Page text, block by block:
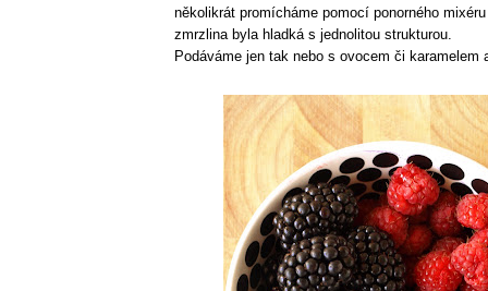
několikrát promícháme pomocí ponorného
zmrzlina byla hladká s jednolitou strukturou.
Podáváme jen tak nebo s ovocem či karamelem